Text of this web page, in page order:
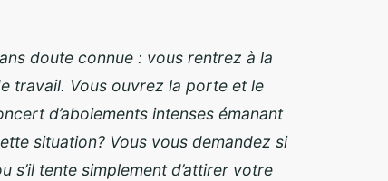
doute connue : vous rentrez à la
travail. Vous ouvrez la porte et le
d’aboiements intenses émanant
situation? Vous vous demandez si
tente simplement d’attirer votre